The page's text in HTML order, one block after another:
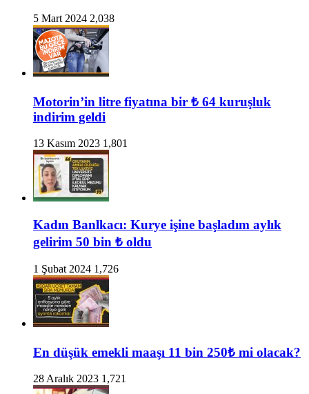
5 Mart 2024 2,038
Motorin’in litre fiyatına bir ₺ 64 kuruşluk
indirim geldi
13 Kasım 2023 1,801
Kadın Banlkacı: Kurye işine başladım aylık
gelirim 50 bin ₺ oldu
1 Şubat 2024 1,726
En düşük emekli maaşı 11 bin 250₺ mi olacak?
28 Aralık 2023 1,721